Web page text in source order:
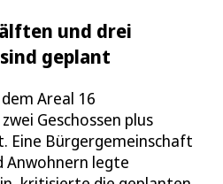
und drei
geplant
Areal 16
Geschossen plus
Eine Bürgergemeinschaft
Anwohnern legte